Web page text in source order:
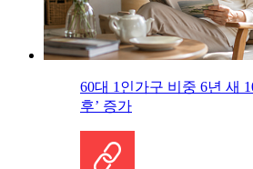
60대 1인가구 비중 6년 새
후’ 증가